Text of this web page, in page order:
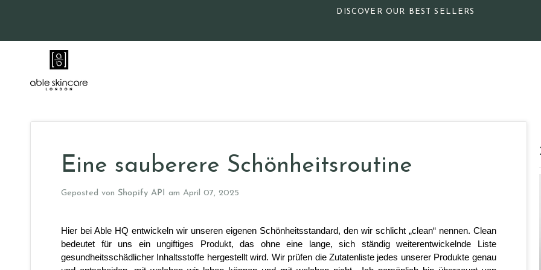
DISCOVER OUR BEST SELLERS
Eine sauberere Schönheitsroutine
Geposted von Shopify API am April 07, 2025
Hier bei Able HQ entwickeln wir unseren eigenen Schönheitsstandard, den wir schlicht „clean“ nennen. Clean
bedeutet für uns ein ungiftiges Produkt, das ohne eine lange, sich ständig weiterentwickelnde Liste
gesundheitsschädlicher Inhaltsstoffe hergestellt wird. Wir prüfen die Zutatenliste jedes unserer Produkte genau